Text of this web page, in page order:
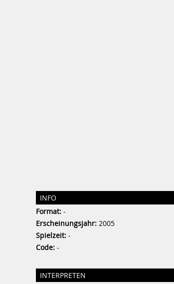
INFO
Format: -
Erscheinungsjahr: 2005
Spielzeit: -
Code: -
INTERPRETEN